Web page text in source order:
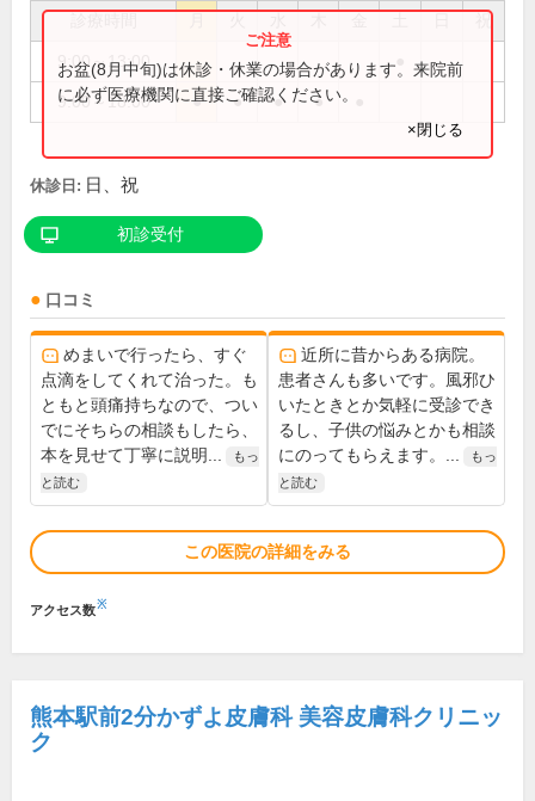
祝
9:00～13:00
9:00～18:00 ● ● ● ●
お盆(8月中旬)は休診・休業の場合があります。来院前
に必ず医療機関に直接ご確認ください。
×閉じる
休診日: 日、祝
初診受付
口コミ
めまいで行ったら、すぐ
点滴をしてくれて治った。も
ともと頭痛持ちなので、つい
でにそちらの相談もしたら、
本を見せて丁寧に説明...
もっ
と読む
近所に昔からある病院。
患者さんも多いです。風邪ひ
いたときとか気軽に受診でき
るし、子供の悩みとかも相談
にのってもらえます。...
もっ
と読む
この医院の詳細をみる
アクセス数※
熊本駅前2分かずよ皮膚科 美容皮膚科クリニッ
ク